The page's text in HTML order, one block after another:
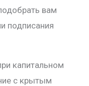
вам
подписания
капитальном
с крытым